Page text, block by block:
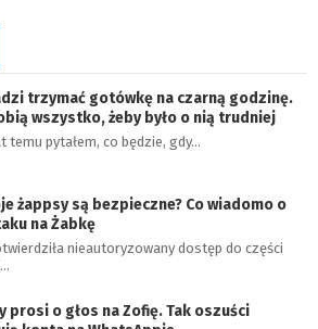
trzymać gotówkę na czarną godzinę.
wszystko, żeby było o nią trudniej
temu pytałem, co będzie, gdy…
żappsy są bezpieczne? Co wiadomo o
na Żabkę
nieautoryzowany dostęp do części
prosi o głos na Zofię. Tak oszuści